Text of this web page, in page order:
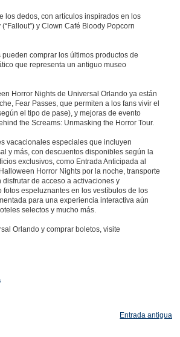
los dedos, con artículos inspirados en los
y Clown Café Bloody Popcorn
comprar los últimos productos de
que representa un antiguo museo
Horror Nights de Universal Orlando ya están
Fear Passes, que permiten a los fans vivir el
el tipo de pase), y mejoras de evento
the Screams: Unmasking the Horror Tour.
vacacionales especiales que incluyen
y más, con descuentos disponibles según la
exclusivos, como Entrada Anticipada al
Horror Nights por la noche, transporte
de acceso a activaciones y
espeluznantes en los vestíbulos de los
para una experiencia interactiva aún
selectos y mucho más.
Orlando y comprar boletos, visite
Entrada antigua